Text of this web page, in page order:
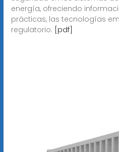
energía, ofreciendo
prácticas, las tecnologías
regulatorio. [pdf]